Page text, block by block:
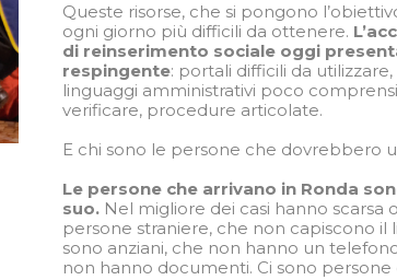
Queste risorse, che si pongono
ogni giorno più difficili da ottenere.
di reinserimento sociale oggi
respingente: portali difficili da
linguaggi amministrativi poco
verificare, procedure articolate.
E chi sono le persone che dovrebbero
Le persone che arrivano in Ronda
suo. Nel migliore dei casi hanno scarsa
persone straniere, che non capiscono il
sono anziani, che non hanno un
non hanno documenti. Ci sono